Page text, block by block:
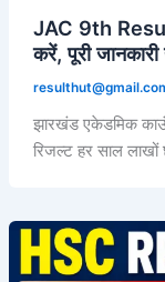
JAC 9th
करें, पूरी
झारखंड एकेडमिक
रिजल्ट हर साल लाखों